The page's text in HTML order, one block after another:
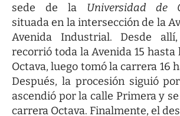
sede de la Universidad de
situada en la intersección de la
Avenida Industrial. Desde
recorrió toda la Avenida 15 hasta
Octava, luego tomó la carrera 16
Después, la procesión siguió
ascendió por la calle Primera y
carrera Octava. Finalmente, el